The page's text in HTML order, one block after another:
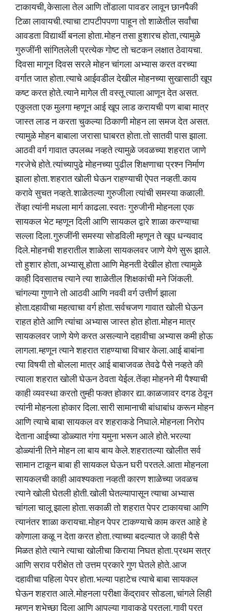
टाकायची, केसाला तेल आणि तोंडाला पावडर लावून छानपैकी
टिळा लावायची. त्याचा टापटीपपणा पाहून तो शाळेतील सर्वांचा
आवडता विद्यार्थी बनला होता. मोहन तसा हुशारच होता, त्यामुळे
गुरुजींनी सांगितलेली प्रत्येक गोष्ट तो चटकन लक्षात ठेवायचा.
दिवसा मागून दिवस सरले मोहन चांगला अभ्यास करत वरच्या
वर्गात जात होता. त्याचे आईवडील देखील मोहनच्या सुखासाठी खूप
कष्ट करत होते. त्याने मागेल ती वस्तू त्याला आणून देत असत.
एकुलता एक मुलगा म्हणून आई खूप लाड करायची पण बाबा मात्र
जास्त लाड न करता चुकल्या ठिकाणी मोहन ला समज देत असत.
त्यामुळे मोहन बाबाला जरासा घाबरत होता. तो सातवी पास झाला.
आठवी वर्ग गावात उपलब्ध नव्हते त्यामुळे जवळच्या शहरात जाणे
गरजेचे होते. त्यांच्यापुढे मोहनच्या पुढील शिक्षणाचा प्रश्न निर्माण
झाला होता. शहरात खोली घेऊन राहण्याची ऐपत नव्हती. काय
करावे सुचत नव्हते. शाळेतल्या गुरुजीला त्यांची समस्या कळाली.
तेंव्हा त्यांनी मधला मार्ग काढला. स्वतः गुरुजीनी मोहनला एक
सायकल भेट म्हणून दिली आणि सायकल द्वारे शाळा करण्याचा
सल्ला दिला. गुरुजींनी समस्या सोडविली म्हणून ते खूप धन्यवाद
दिले. मोहनची शहरातील शाळेला सायकलवर जाणे येणे सुरू झाले.
तो हुशार होता, अभ्यासू होता आणि मेहनती देखील होता त्यामुळे
काही दिवसातच त्याने त्या शाळेतील शिक्षकांची मने जिंकली.
चांगल्या गुणाने तो आठवी आणि नववी वर्ग उत्तीर्ण झाला
होता.दहावीचा महत्वाचा वर्ग होता. सर्वचजण गावात खोली घेऊन
राहत होते आणि त्यांचा अभ्यास जास्त होत होता. मोहन मात्र
सायकलवर जाणे येणे करत असल्याने दहावीचा अभ्यास कमी होऊ
लागला. म्हणून त्याने शहरात राहण्याचा विचार केला. आई बाबांना
त्या विषयी तो बोलला मात्र आई बाबाजवळ तेवढे पैसे नव्हते की
त्याला शहरात खोली घेऊन ठेवता येईल. तेंव्हा मोहनने मी पैश्याची
काही व्यवस्था करतो तुम्ही फक्त होकार द्या. काळजावर दगड ठेवून
त्यांनी मोहनला होकार दिला. सारी सामानाची बांधाबांध करून मोहन
आणि त्याचे बाबा सायकल वर शहराकडे निघाले. मोहनला निरोप
देताना आईच्या डोळ्यात गंगा यमुना भरून आले होते. भरल्या
डोळ्यांनी तिने मोहन ला बाय बाय केले. शहरातल्या खोलीत सर्व
सामान टाकून बाबा ही सायकल घेऊन घरी परतले. आता मोहनला
सायकलची काही आवश्यकता नव्हती कारण शाळेच्या जवळच
त्याने खोली घेतली होती. खोली घेतल्यापासून त्याचा अभ्यास
चांगला चालू झाला होता. सकाळी तो शहरात पेपर टाकायचा आणि
त्यानंतर शाळा करायचा. मोहन पेपर टाकण्याचे काम करत आहे हे
कोणाला कळू न देता करत होता. त्याच्या बदल्यात जे काही पैसे
मिळत होते त्याने त्याचा खोलीचा किराया निघत होता. प्रथम सत्र
आणि सराव परीक्षेत तो उत्तम प्रकारे गुण घेतले होते. आज
दहावीचा पहिला पेपर होता. भल्या पहाटेच त्याचे बाबा सायकल
घेऊन शहरात आले. मोहनला परीक्षा केंद्रावर सोडला, चांगले लिही